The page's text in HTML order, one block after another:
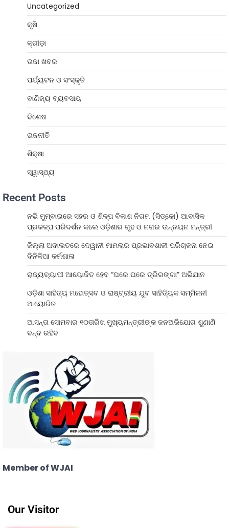
Uncategorized
କୃଷି
କ୍ରୀଡ଼ା
ତାଜା ଖବର
ପର୍ଯ୍ୟଟନ ଓ ସଂସ୍କୃତି
ବାଣିଜ୍ୟ ବ୍ୟବସାୟ
ବିଶେଷ
ରାଜନୀତି
ଶିକ୍ଷା
ସ୍ୱାସ୍ଥ୍ୟ
Recent Posts
ନଭି ମୁମ୍ବାଇରେ ସହର ଓ ଶିଳ୍ପ ବିକାଶ ନିଗମ (ସିଡ୍‌କୋ) ଆବାସିକ
ପ୍ରକଳ୍ପ ପରିଦର୍ଶନ କଲେ ଓଡ଼ିଶାର ଗୃହ ଓ ନଗର ଉନ୍ନୟନ ମନ୍ତ୍ରୀ
ଜିଲ୍ଲା ଅଦାଲତରେ ଦେୱାନୀ ମାମଲାର ପ୍ରଭାବଶାଳୀ ପରିଚାଳନା ନେଇ
ଦିନିକିଆ କର୍ମଶାଳା
ରାଜ୍ୟବ୍ୟାପୀ ଆୟୋଜିତ ହେବ “ଘରେ ଘରେ ତ୍ରିରଙ୍ଗା” ଅଭିଯାନ
ଓଡ଼ିଶା ସାହିତ୍ୟ ମହୋତ୍ସବ ଓ ରାଷ୍ଟ୍ରୀୟ ଯୁବ ସାହିତ୍ୟିକ ସମ୍ମିଳନୀ
ଆୟୋଜିତ
ଆସନ୍ତା ସୋମବାର ୧୦ତାରିଖ ମୁଖ୍ୟମନ୍ତ୍ରୀଙ୍କ ଜନଅଭିଯୋଗ ଶୁଣାଣି
ବନ୍ଦ ରହିବ
Member of WJAI
Our Visitor